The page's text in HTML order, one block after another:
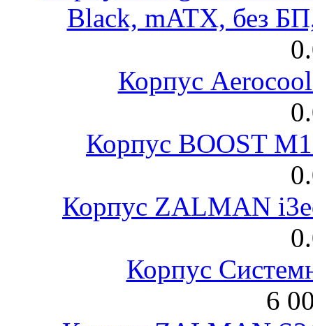
Black, mATX, без
Корпус
Корпус BOOST
Корпус ZALMAN
Корпус
6